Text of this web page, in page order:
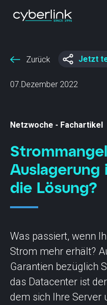
Zurück Jetzt
07.Dezember 2022
Netzwoche - Fachartikel
Auslagerung
die Lösung?
Was passiert, wenn
Strom mehr erhält?
Garantien bezüglich
das Datacenter ist
dem sich Ihre Server